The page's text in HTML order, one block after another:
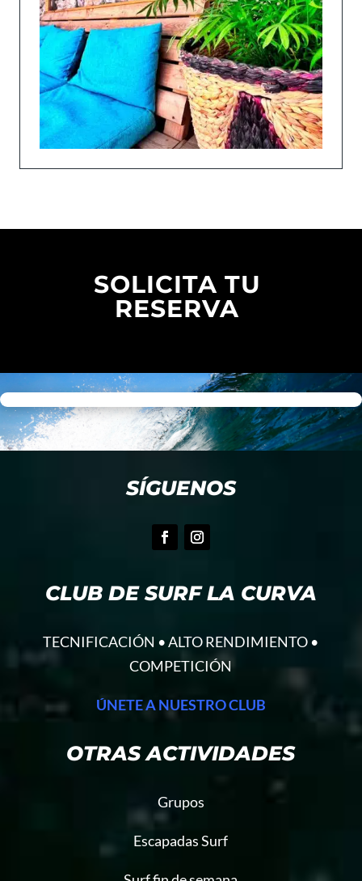
SOLICITA TU
RESERVA
SÍGUENOS
CLUB DE SURF LA CURVA
TECNIFICACIÓN • ALTO RENDIMIENTO •
COMPETICIÓN
ÚNETE A NUESTRO CLUB
OTRAS ACTIVIDADES
Grupos
Escapadas Surf